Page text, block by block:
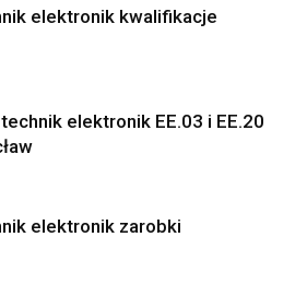
elektronik kwalifikacje
elektronik EE.03 i EE.20
elektronik zarobki